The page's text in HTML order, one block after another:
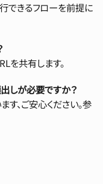
できるフローを前提に
を共有します。
しが必要ですか？
、ご安心ください。参